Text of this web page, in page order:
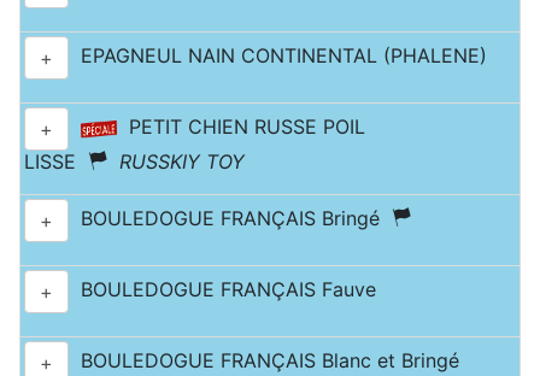
+ EPAGNEUL NAIN CONTINENTAL (PHALENE)
+
PETIT CHIEN RUSSE POIL
LISSE
RUSSKIY TOY
+ BOULEDOGUE FRANÇAIS Bringé
+ BOULEDOGUE FRANÇAIS Fauve
+
BOULEDOGUE FRANÇAIS Blanc et Bringé